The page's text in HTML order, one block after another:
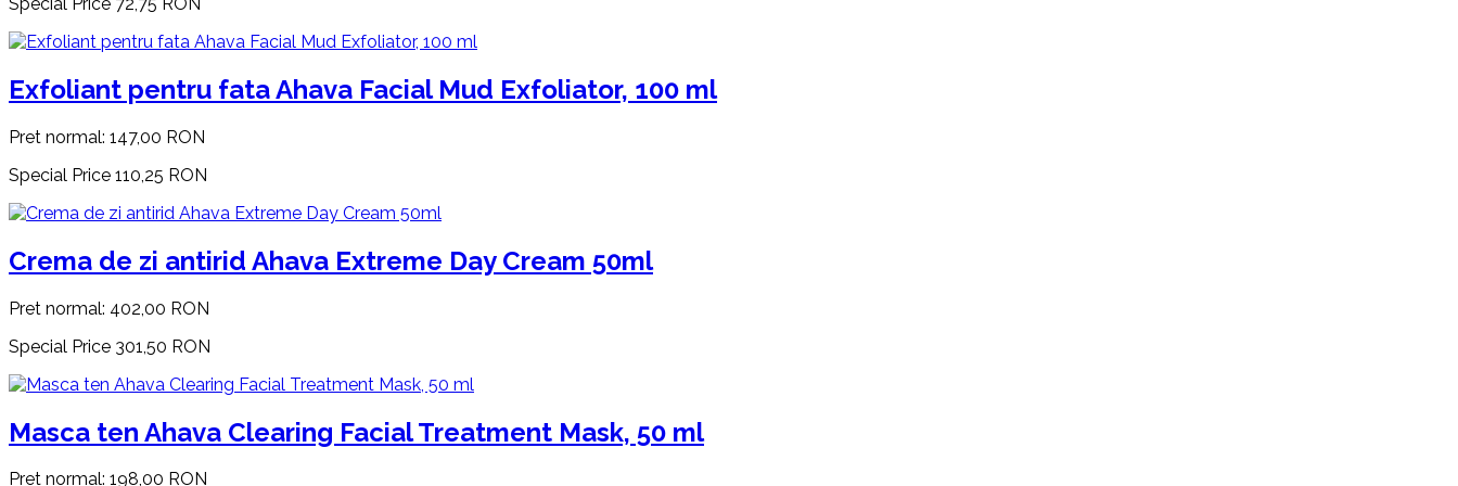
Exfoliant pentru fata Ahava Facial Mud Exfoliator, 100 ml
Pret normal: 147,00 RON
Special Price 110,25 RON
Crema de zi antirid Ahava Extreme Day Cream 50ml
Pret normal: 402,00 RON
Special Price 301,50 RON
Masca ten Ahava Clearing Facial Treatment Mask, 50 ml
Pret normal: 198,00 RON